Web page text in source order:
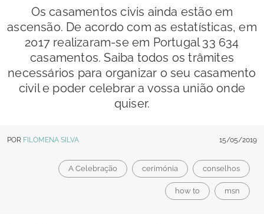
Os casamentos civis ainda estão em
ascensão. De acordo com as estatísticas, em
2017 realizaram-se em Portugal 33 634
casamentos. Saiba todos os trâmites
necessários para organizar o seu casamento
civil e poder celebrar a vossa união onde
quiser.
POR FILOMENA SILVA 15/05/2019
A Celebração cerimónia conselhos
how to msn